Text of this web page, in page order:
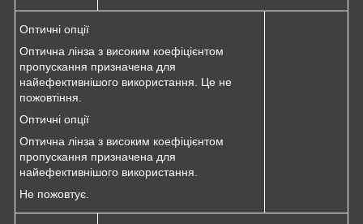
Оптичні опції
Оптична лінза з високим коефіцієнтом
пропускання призначена для
найефективнішого використання. Це не
пожовтіння.
Оптичні опції
Оптична лінза з високим коефіцієнтом
пропускання призначена для
найефективнішого використання.
Не пожовтує.